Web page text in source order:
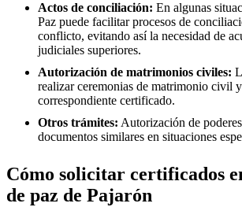
Actos de conciliación: En algunas
Paz puede facilitar procesos de
conflicto, evitando así la necesidad de
judiciales superiores.
Autorización de matrimonios civiles:
realizar ceremonias de matrimonio civil
correspondiente certificado.
Otros trámites: Autorización de
documentos similares en situaciones
Cómo solicitar certificados
de paz de Pajarón